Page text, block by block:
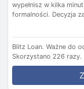
wypełnisz w kilka
formalności. Decyzja
Blitz Loan. Ważne do
Skorzystano 226 razy.